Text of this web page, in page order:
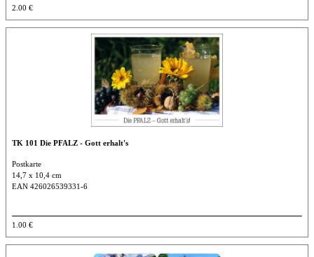
2.00 €
TK 101 Die PFALZ - Gott erhalt's
Postkarte
14,7 x 10,4 cm
EAN 426026539331-6
1.00 €